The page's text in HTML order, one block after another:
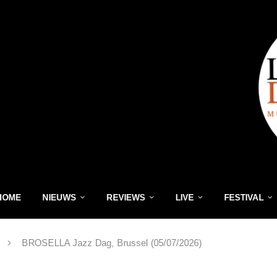
NIEUWS REVIEWS LIVE FESTIVAL
BROSELLA Jazz Dag, Brussel (05/07/2026)